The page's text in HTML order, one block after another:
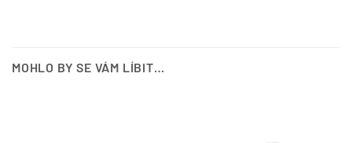
MOHLO BY SE VÁM LÍBIT…